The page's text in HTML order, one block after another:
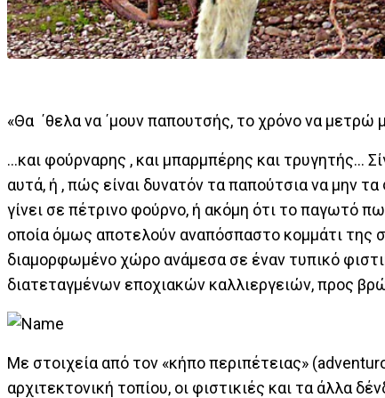
«Θα ΄θελα να ΄μουν παπουτσής, το χρόνο να μετρώ
…και φούρναρης , και μπαρμπέρης και τρυγητής…
αυτά, ή , πώς είναι δυνατόν τα παπούτσια να μην
γίνει σε πέτρινο φούρνο, ή ακόμη ότι το παγωτό
οποία όμως αποτελούν αναπόσπαστο κομμάτι της
διαμορφωμένο χώρο ανάμεσα σε έναν τυπικό
διατεταγμένων εποχιακών καλλιεργειών, προς
Με στοιχεία από τον «κήπο περιπέτειας»
αρχιτεκτονική τοπίου, οι φιστικιές και τα άλλα